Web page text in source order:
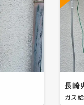
長崎
ガス